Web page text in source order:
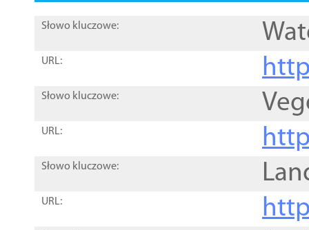
Słowo kluczowe:
URL:
Słowo kluczowe:
URL:
Słowo kluczowe:
URL: